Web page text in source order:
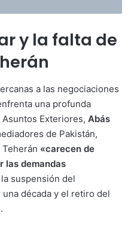
y la falta de
a las negociaciones
una profunda
Exteriores, Abás
de Pakistán,
«carecen de
las demandas
suspensión del
década y el retiro del